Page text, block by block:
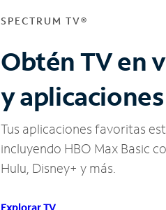
SPECTRUM TV®
Obtén TV en
y
Tus aplicaciones favoritas
incluyendo HBO Max Basic
Hulu, Disney+ y más.